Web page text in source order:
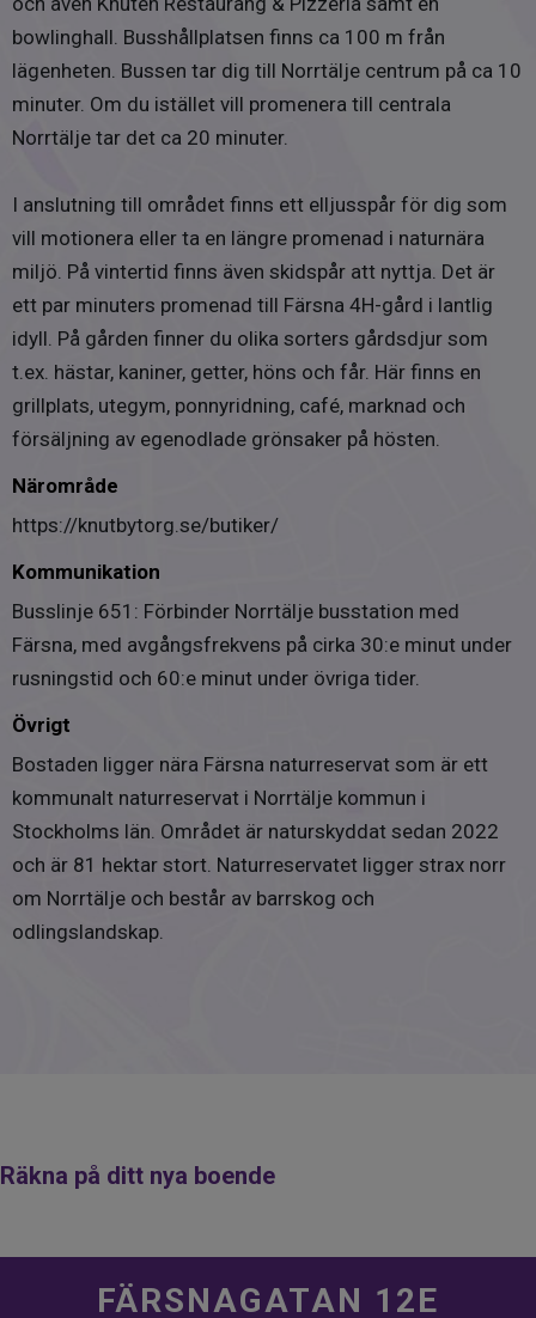
bowlinghall. Busshållplatsen finns ca 100 m från
lägenheten. Bussen tar dig till Norrtälje centrum på ca 10
minuter. Om du istället vill promenera till centrala
Norrtälje tar det ca 20 minuter.
I anslutning till området finns ett elljusspår för dig som
vill motionera eller ta en längre promenad i naturnära
miljö. På vintertid finns även skidspår att nyttja. Det är
ett par minuters promenad till Färsna 4H-gård i lantlig
idyll. På gården finner du olika sorters gårdsdjur som
t.ex. hästar, kaniner, getter, höns och får. Här finns en
grillplats, utegym, ponnyridning, café, marknad och
försäljning av egenodlade grönsaker på hösten.
Närområde
https://knutbytorg.se/butiker/
Kommunikation
Busslinje 651: Förbinder Norrtälje busstation med
Färsna, med avgångsfrekvens på cirka 30:e minut under
rusningstid och 60:e minut under övriga tider.
Övrigt
Bostaden ligger nära Färsna naturreservat som är ett
kommunalt naturreservat i Norrtälje kommun i
Stockholms län. Området är naturskyddat sedan 2022
och är 81 hektar stort. Naturreservatet ligger strax norr
om Norrtälje och består av barrskog och
odlingslandskap.
Räkna på ditt nya boende